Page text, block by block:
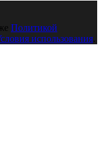
Политикой
использования